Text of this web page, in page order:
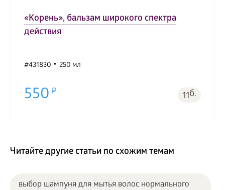
«Корень», бальзам широкого спектра
действия
#431830 250 мл
550 11б.
Читайте другие статьи по схожим темам
выбор шампуня для мытья волос нормального